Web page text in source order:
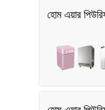
হোম এয়ার